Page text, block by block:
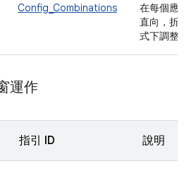
Config_Combinations
在每個應
直向，折
式下調整
運作
指引 ID 說明